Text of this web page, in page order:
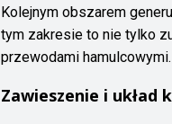
Kolejnym obszarem
tym zakresie to nie tylko
przewodami
Zawieszenie i układ